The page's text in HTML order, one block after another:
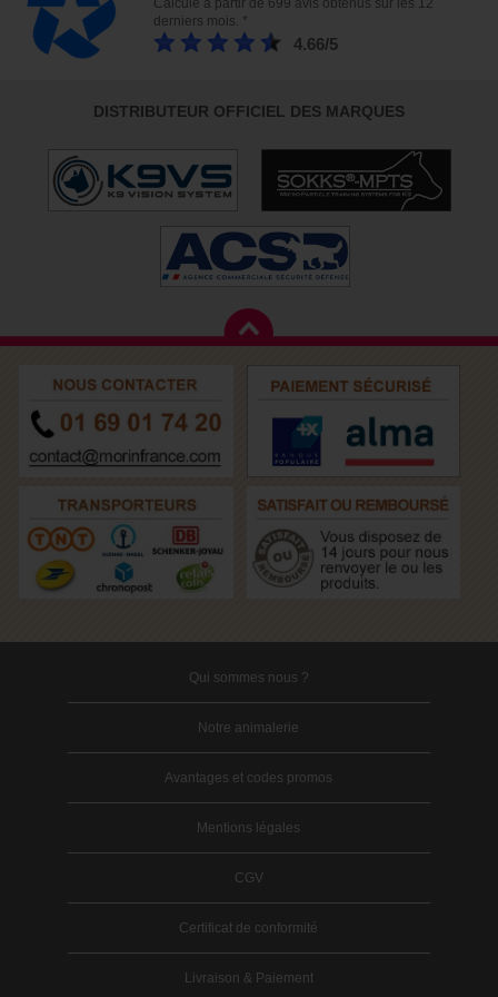
Calculé à partir de 699 avis obtenus sur les 12
derniers mois. *
4.66/5
DISTRIBUTEUR OFFICIEL DES MARQUES
Qui sommes nous ?
Notre animalerie
Avantages et codes promos
Mentions légales
CGV
Certificat de conformité
Livraison & Paiement